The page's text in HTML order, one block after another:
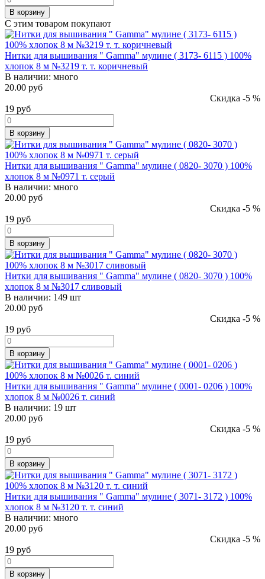
В корзину
С этим товаром покупают
Нитки для вышивания " Gamma" мулине ( 3173- 6115 ) 100%
хлопок 8 м №3219 т. т. коричневый
В наличии: много
20.00 руб
Скидка -5 %
19 руб
В корзину
Нитки для вышивания " Gamma" мулине ( 0820- 3070 ) 100%
хлопок 8 м №0971 т. серый
В наличии: много
20.00 руб
Скидка -5 %
19 руб
В корзину
Нитки для вышивания " Gamma" мулине ( 0820- 3070 ) 100%
хлопок 8 м №3017 сливовый
В наличии: 149 шт
20.00 руб
Скидка -5 %
19 руб
В корзину
Нитки для вышивания " Gamma" мулине ( 0001- 0206 ) 100%
хлопок 8 м №0026 т. синий
В наличии: 19 шт
20.00 руб
Скидка -5 %
19 руб
В корзину
Нитки для вышивания " Gamma" мулине ( 3071- 3172 ) 100%
хлопок 8 м №3120 т. т. синий
В наличии: много
20.00 руб
Скидка -5 %
19 руб
В корзину